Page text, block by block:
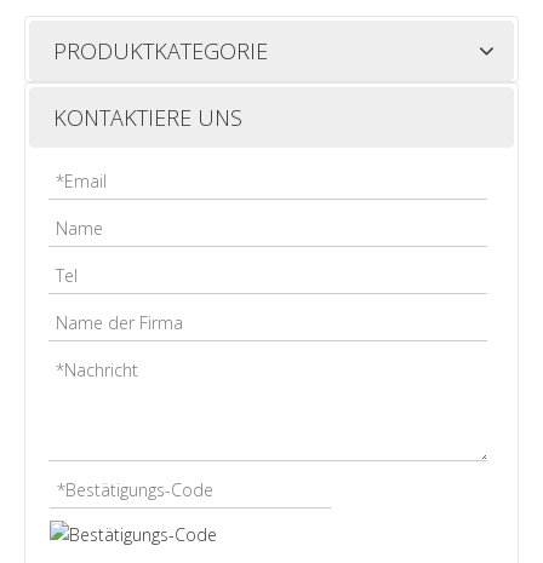
PRODUKTKATEGORIE
KONTAKTIERE UNS